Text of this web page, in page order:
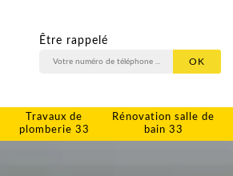
Être rappelé
Travaux de
plomberie 33
Rénovation salle de
bain 33